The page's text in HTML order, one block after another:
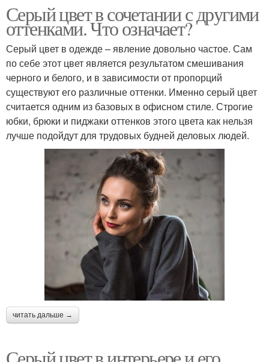
Серый цвет в сочетании с другими
оттенками. Что означает?
Серый цвет в одежде – явление довольно частое. Сам
по себе этот цвет является результатом смешивания
черного и белого, и в зависимости от пропорций
существуют его различные оттенки. Именно серый цвет
считается одним из базовых в офисном стиле. Строгие
юбки, брюки и пиджаки оттенков этого цвета как нельзя
лучше подойдут для трудовых будней деловых людей.
читать дальше →